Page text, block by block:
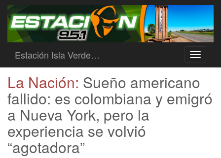
Toggle
Estación Isla Verde…
La Nación: Sueño americano
fallido: es colombiana y emigró
a Nueva York, pero la
experiencia se volvió
“agotadora”